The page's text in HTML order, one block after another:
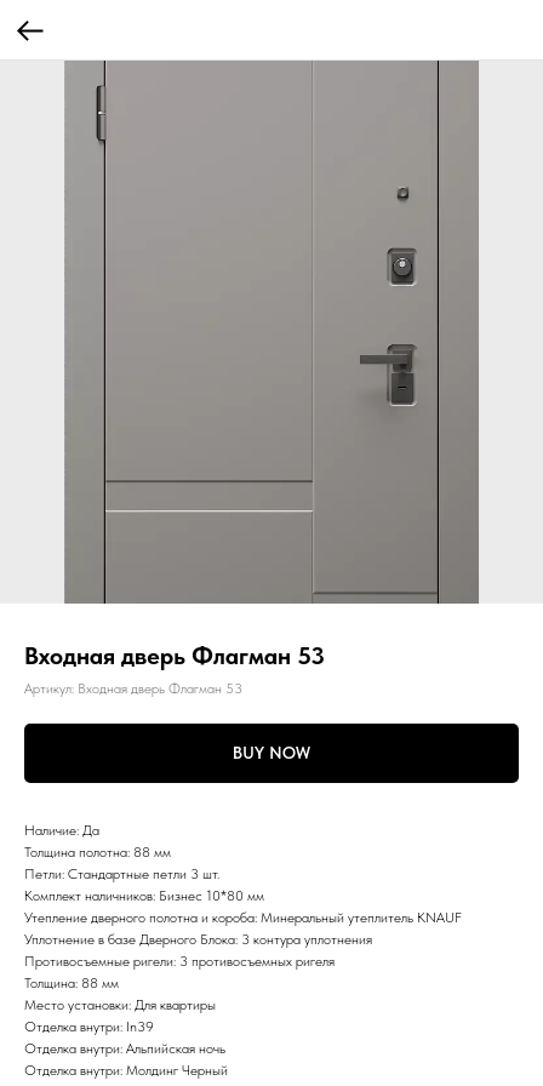
Входная дверь Флагман 53
Артикул: Входная дверь Флагман 53
BUY NOW
Наличие: Да
Толщина полотна: 88 мм
Петли: Стандартные петли 3 шт.
Комплект наличников: Бизнес 10*80 мм
Утепление дверного полотна и короба: Минеральный утеплитель KNAUF
Уплотнение в базе Дверного Блока: 3 контура уплотнения
Противосъемные ригели: 3 противосъемных ригеля
Толщина: 88 мм
Место установки: Для квартиры
Отделка внутри: In39
Отделка внутри: Альпийская ночь
Отделка внутри: Молдинг Черный